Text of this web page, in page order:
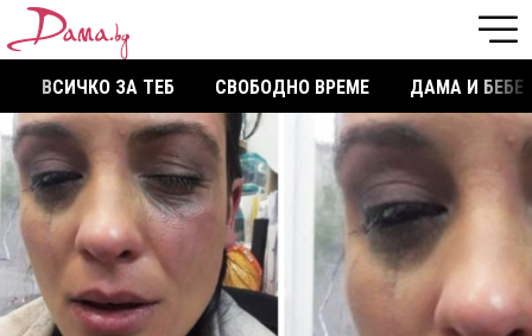
ВСИЧКО ЗА ТЕБ СВОБОДНО ВРЕМЕ ДАМА И БЕБЕ